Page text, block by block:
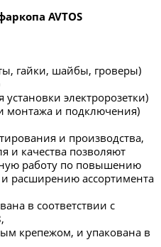
AVTOS
гайки, шайбы, гроверы)
электророзетки)
монтажа и подключения)
и производства,
и качества позволяют
работу по повышению
расширению ассортимента
в соответствии с
крепежом, и упакована в